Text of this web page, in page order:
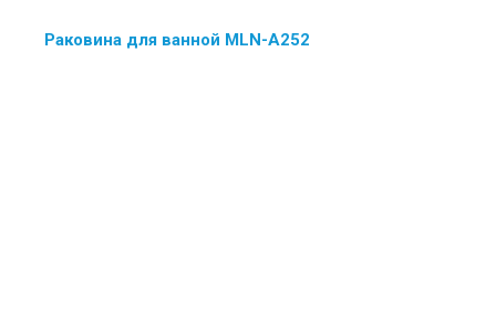
Раковина для ванной MLN-А252